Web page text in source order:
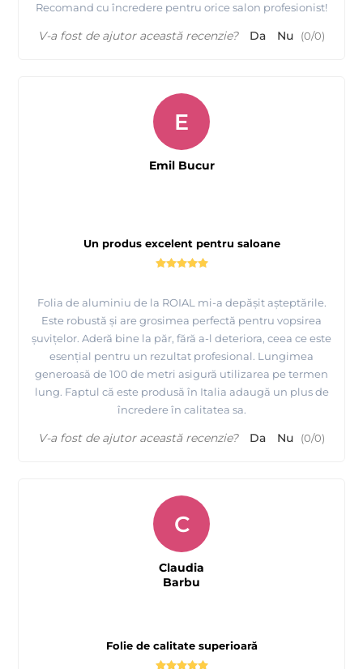
Recomand cu încredere pentru orice salon profesionist!
V-a fost de ajutor această recenzie? Da Nu (0/0)
Un produs excelent pentru saloane
Folia de aluminiu de la ROIAL mi-a depășit așteptările.
Este robustă și are grosimea perfectă pentru vopsirea
șuvițelor. Aderă bine la păr, fără a-l deteriora, ceea ce este
esențial pentru un rezultat profesional. Lungimea
generoasă de 100 de metri asigură utilizarea pe termen
lung. Faptul că este produsă în Italia adaugă un plus de
încredere în calitatea sa.
E
Emil Bucur
V-a fost de ajutor această recenzie? Da Nu (0/0)
Folie de calitate superioară
C
Claudia
Barbu